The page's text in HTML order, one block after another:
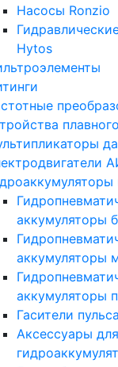
Насосы Ronzio
Hytos
аккумуляторы
аккумуляторы
аккумуляторы
Гасители
Аксессуары для